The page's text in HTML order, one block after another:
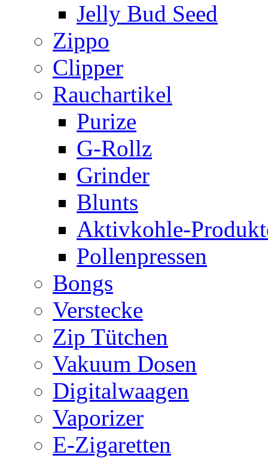
Jelly Bud Seed
Zippo
Clipper
Rauchartikel
Purize
G-Rollz
Grinder
Blunts
Aktivkohle-
Pollenpressen
Bongs
Verstecke
Zip Tütchen
Vakuum Dosen
Digitalwaagen
Vaporizer
E-Zigaretten